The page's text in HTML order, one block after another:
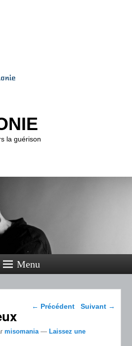
la guérison
Menu
Navigation dans les
← Précédent Suivant →
misomania — Laissez une